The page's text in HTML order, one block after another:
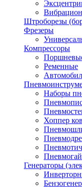
Штроборезы
Фрезеры
Компрессоры
Ременные
Наборы
Хоппер
Генераторы